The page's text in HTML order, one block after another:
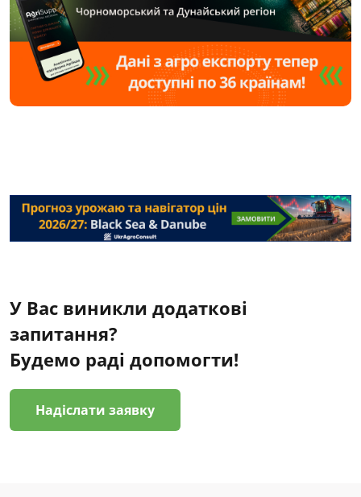
У Вас виникли додаткові
запитання?
Будемо раді допомогти!
Надіслати заявку